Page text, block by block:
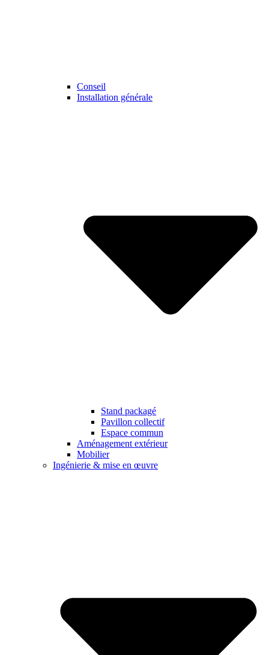
Conseil
Installation générale
Stand packagé
Pavillon collectif
Espace commun
Aménagement extérieur
Mobilier
Ingénierie & mise en œuvre